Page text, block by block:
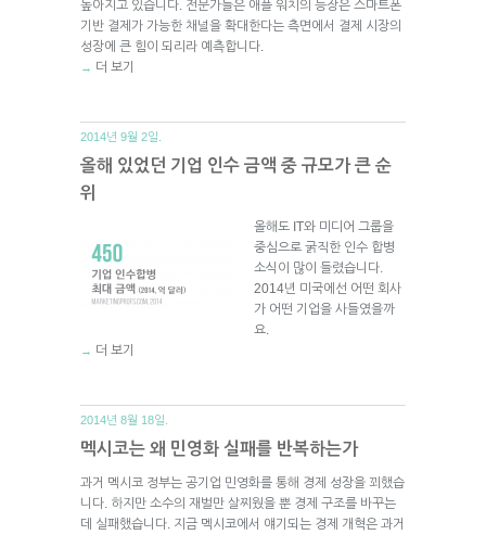
높아지고 있습니다. 전문가들은 애플 워치의 등장은 스마트폰
기반 결제가 가능한 채널을 확대한다는 측면에서 결제 시장의
성장에 큰 힘이 되리라 예측합니다.
→ 더 보기
2014년 9월 2일.
올해 있었던 기업 인수 금액 중 규모가 큰 순
위
올해도 IT와 미디어 그룹을
중심으로 굵직한 인수 합병
소식이 많이 들렸습니다.
2014년 미국에선 어떤 회사
가 어떤 기업을 사들였을까
요.
→ 더 보기
2014년 8월 18일.
멕시코는 왜 민영화 실패를 반복하는가
과거 멕시코 정부는 공기업 민영화를 통해 경제 성장을 꾀했습
니다. 하지만 소수의 재벌만 살찌웠을 뿐 경제 구조를 바꾸는
데 실패했습니다. 지금 멕시코에서 얘기되는 경제 개혁은 과거